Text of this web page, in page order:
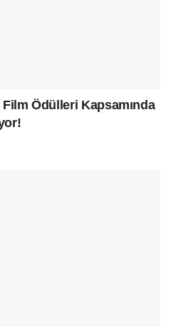
Ödülleri Kapsamında